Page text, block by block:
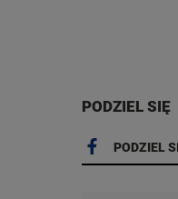
PODZIEL SIĘ
PODZIEL